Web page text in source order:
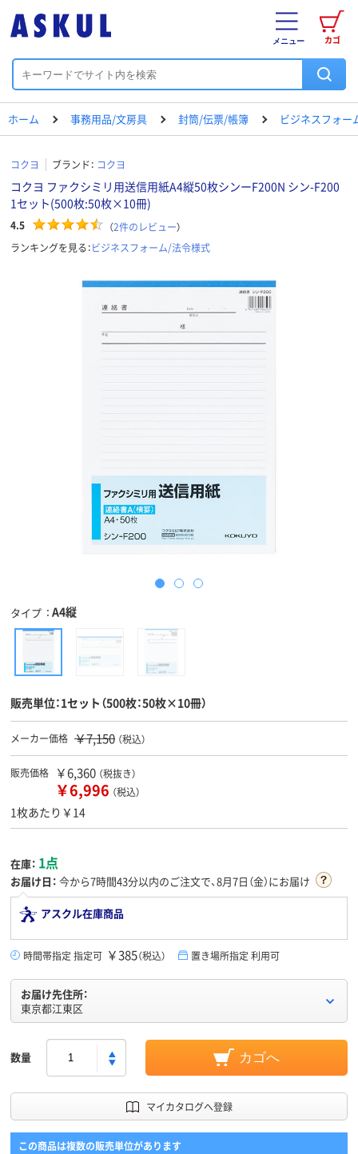
カゴ
メニュー
ホーム 事務用品/文房具 封筒/伝票/帳簿 ビジネスフォー
コクヨ ブランド： コクヨ
コクヨ ファクシミリ用送信用紙A4縦50枚シンーF200N シン-F200
1セット(500枚:50枚×10冊)
4.5 （2件のレビュー）
ランキングを見る：ビジネスフォーム/法令様式
タイプ A4縦
販売単位：1セット（500枚：50枚×10冊）
メーカー価格 ￥7,150 （税込）
販売価格 ￥6,360 （税抜き）
￥6,996 （税込）
1枚あたり￥14
在庫： 1点
お届け日： 今から7時間43分以内のご注文で、8月7日（金）にお届け
アスクル在庫商品
時間帯指定 指定可 ￥385（税込） 置き場所指定 利用可
お届け先住所：
東京都江東区
数量 カゴへ
マイカタログへ登録
この商品は複数の販売単位があります